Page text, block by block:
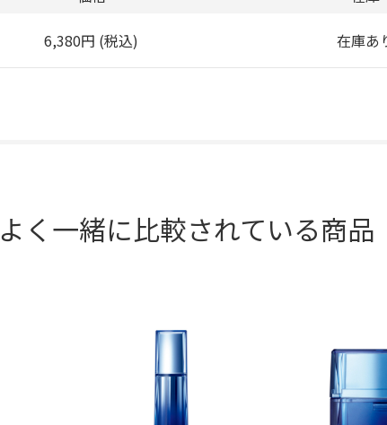
6,380円 (税込) 在庫あ
よく一緒に比較されている商品